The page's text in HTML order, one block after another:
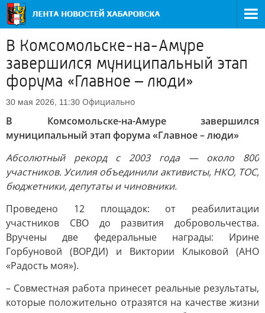
В Комсомольске-на-Амуре
завершился муниципальный этап
форума «Главное – люди»
30 мая 2026, 11:30 Официально
В Комсомольске-на-Амуре завершился
муниципальный этап форума «Главное – люди»
Абсолютный рекорд с 2003 года — около 800
участников. Усилия объединили активисты, НКО, ТОС,
бюджетники, депутаты и чиновники.
Проведено 12 площадок: от реабилитации
участников СВО до развития добровольчества.
Вручены две федеральные награды: Ирине
Горбуновой (ВОРДИ) и Виктории Клыковой (АНО
«Радость моя»).
– Совместная работа принесет реальные результаты,
которые положительно отразятся на качестве жизни